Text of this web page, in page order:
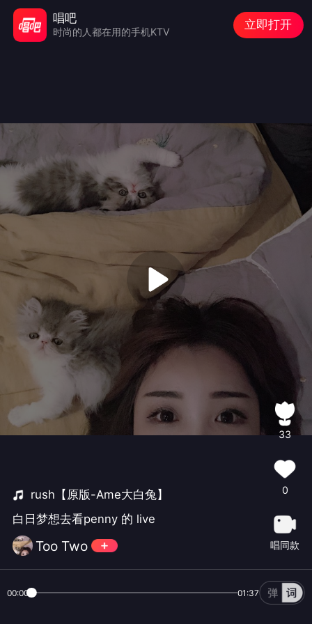
rush【原版-Ame大白兔】
白日梦想去看penny 的 live
Too Two
33
0
唱同款
00:00 01:37
唱吧
时尚的人都在用的手机KTV
立即打开